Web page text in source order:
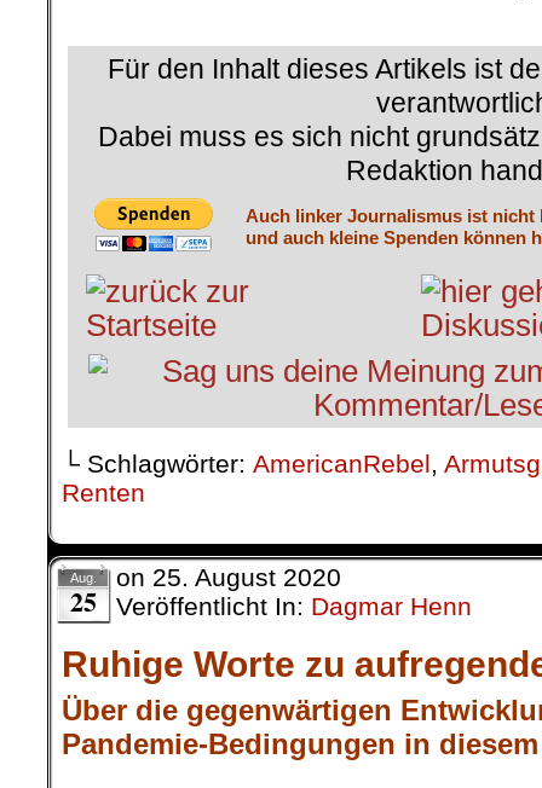
Für den Inhalt dieses Artikels ist
Dabei muss es sich nicht
Redaktion
Auch linker Journalismus ist nicht
und auch kleine Spenden können
└ Schlagwörter: AmericanRebel,
Renten
Aug.
25
on 25. August 2020
Veröffentlicht In: Dagmar Henn
Ruhige Worte zu
Über die gegenwärtigen
Pandemie-Bedingungen in